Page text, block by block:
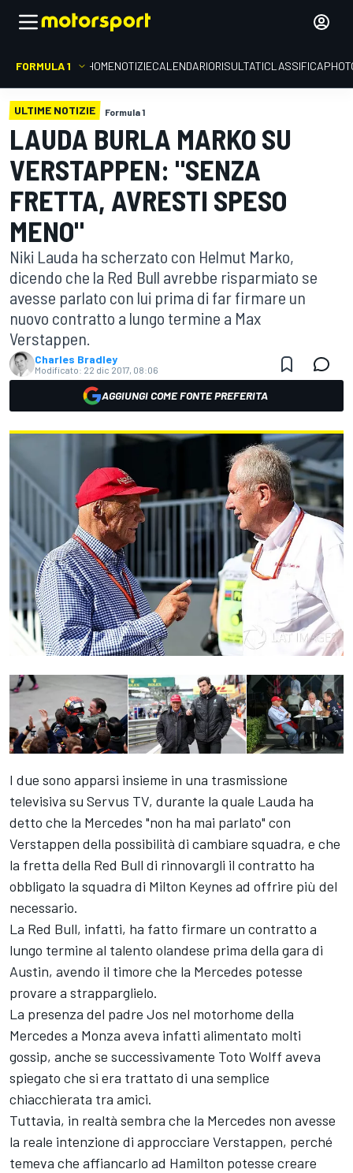
FORMULA 1 HOMENOTIZIECALENDARIORISULTATICLASSIFICA
ULTIME NOTIZIE Formula 1
LAUDA BURLA MARKO SU
VERSTAPPEN: "SENZA
FRETTA, AVRESTI SPESO
MENO"
Niki Lauda ha scherzato con Helmut Marko,
dicendo che la Red Bull avrebbe risparmiato se
avesse parlato con lui prima di far firmare un
nuovo contratto a lungo termine a Max
Verstappen.
Charles Bradley
Modificato: 22 dic 2017, 08:06
AGGIUNGI COME FONTE PREFERITA
I due sono apparsi insieme in una trasmissione
televisiva su Servus TV, durante la quale Lauda ha
detto che la Mercedes "non ha mai parlato" con
Verstappen della possibilità di cambiare squadra, e che
la fretta della Red Bull di rinnovargli il contratto ha
obbligato la squadra di Milton Keynes ad offrire più del
necessario.
La Red Bull, infatti, ha fatto firmare un contratto a
lungo termine al talento olandese prima della gara di
Austin, avendo il timore che la Mercedes potesse
provare a strapparglielo.
La presenza del padre Jos nel motorhome della
Mercedes a Monza aveva infatti alimentato molti
gossip, anche se successivamente Toto Wolff aveva
spiegato che si era trattato di una semplice
chiacchierata tra amici.
Tuttavia, in realtà sembra che la Mercedes non avesse
la reale intenzione di approcciare Verstappen, perché
temeva che affiancarlo ad Hamilton potesse creare